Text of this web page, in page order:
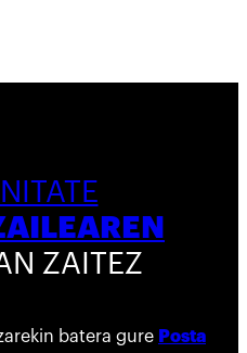
ZAITEZ
batera gure Posta